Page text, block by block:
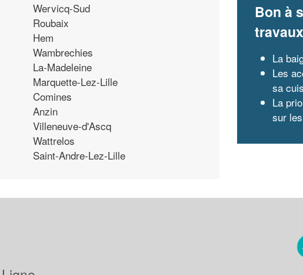
Wervicq-Sud
Roubaix
Hem
Wambrechies
La-Madeleine
Marquette-Lez-Lille
Comines
Anzin
Villeneuve-d'Ascq
Wattrelos
Saint-Andre-Lez-Lille
Bon à
La
Les
sa
La
sur